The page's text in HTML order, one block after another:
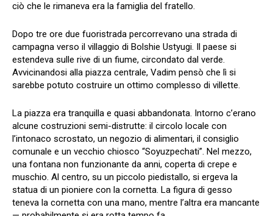
ciò che le rimaneva era la famiglia del fratello.
Dopo tre ore due fuoristrada percorrevano una strada di
campagna verso il villaggio di Bolshie Ustyugi. Il paese si
estendeva sulle rive di un fiume, circondato dal verde.
Avvicinandosi alla piazza centrale, Vadim pensò che lì si
sarebbe potuto costruire un ottimo complesso di villette.
La piazza era tranquilla e quasi abbandonata. Intorno c’erano
alcune costruzioni semi-distrutte: il circolo locale con
l’intonaco scrostato, un negozio di alimentari, il consiglio
comunale e un vecchio chiosco “Soyuzpechati”. Nel mezzo,
una fontana non funzionante da anni, coperta di crepe e
muschio. Al centro, su un piccolo piedistallo, si ergeva la
statua di un pioniere con la cornetta. La figura di gesso
teneva la cornetta con una mano, mentre l’altra era mancante